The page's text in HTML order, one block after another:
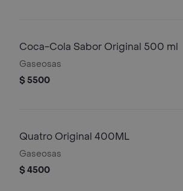
Coca-Cola Sabor Original 500 ml
Gaseosas
$ 5500
Quatro Original 400ML
Gaseosas
$ 4500